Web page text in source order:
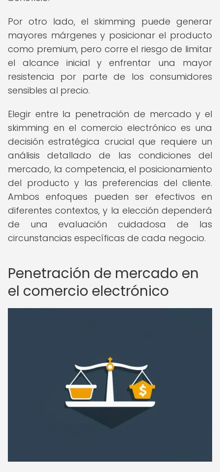
Por otro lado, el skimming puede generar
mayores márgenes y posicionar el producto
como premium, pero corre el riesgo de limitar
el alcance inicial y enfrentar una mayor
resistencia por parte de los consumidores
sensibles al precio.
Elegir entre la penetración de mercado y el
skimming en el comercio electrónico es una
decisión estratégica crucial que requiere un
análisis detallado de las condiciones del
mercado, la competencia, el posicionamiento
del producto y las preferencias del cliente.
Ambos enfoques pueden ser efectivos en
diferentes contextos, y la elección dependerá
de una evaluación cuidadosa de las
circunstancias específicas de cada negocio.
Penetración de mercado en
el comercio electrónico